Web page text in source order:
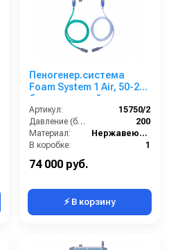
Пеногенер.система
Foam System 1 Air, 50-200
бар, с подачей воздуха,
на 2 ср-ва 3/8 ш. 3/8.ш.
Артикул:
15750/2
Давление (бар):
200
Материал:
Нержавеющая сталь
В коробке:
1
74 000 руб.
⚡ В корзину